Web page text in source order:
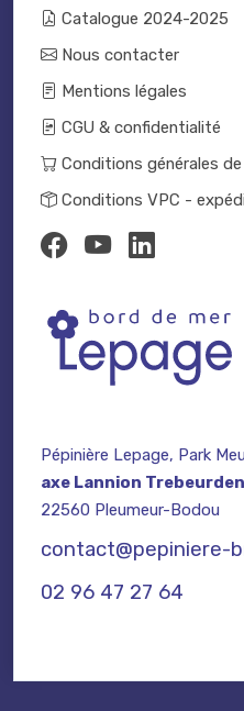
Catalogue 2024-2025
Nous contacter
Mentions légales
CGU & confidentialité
Conditions générales
Conditions VPC -
Pépinière Lepage, Park
axe Lannion Trebeurden
22560 Pleumeur-Bodou
contact@pepiniere-
02 96 47 27 64